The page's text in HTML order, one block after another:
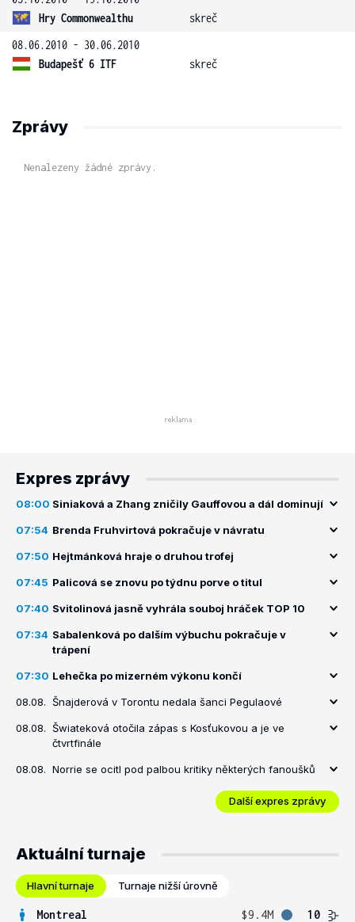
Hry Commonwealthu
skreč
08.06.2010 - 30.06.2010
Budapešť 6 ITF
skreč
Zprávy
Nenalezeny žádné zprávy.
Expres zprávy
08:00 Siniaková a Zhang zničily Gauffovou a dál dominují
07:54 Brenda Fruhvirtová pokračuje v návratu
07:50 Hejtmánková hraje o druhou trofej
07:45 Palicová se znovu po týdnu porve o titul
07:40 Svitolinová jasně vyhrála souboj hráček TOP 10
07:34 Sabalenková po dalším výbuchu pokračuje v
trápení
07:30 Lehečka po mizerném výkonu končí
08.08. Šnajderová v Torontu nedala šanci Pegulaové
08.08. Šwiateková otočila zápas s Kosťukovou a je ve
čtvrtfinále
08.08. Norrie se ocitl pod palbou kritiky některých fanoušků
Další expres zprávy
Aktuální turnaje
Hlavní turnaje Turnaje nižší úrovně
Montreal $9.4M
10